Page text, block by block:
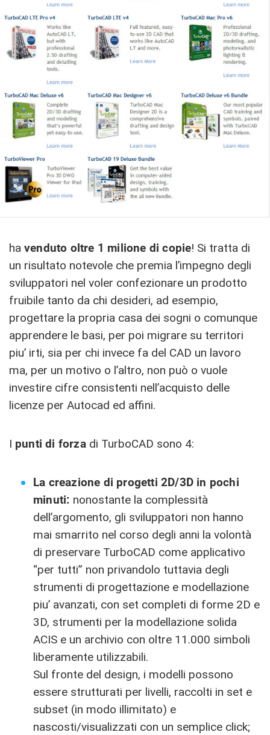
ha venduto oltre 1 milione di copie! Si tratta di
un risultato notevole che premia l’impegno degli
sviluppatori nel voler confezionare un prodotto
fruibile tanto da chi desideri, ad esempio,
progettare la propria casa dei sogni o comunque
apprendere le basi, per poi migrare su territori
piu’ irti, sia per chi invece fa del CAD un lavoro
ma, per un motivo o l’altro, non può o vuole
investire cifre consistenti nell’acquisto delle
licenze per Autocad ed affini.
I punti di forzadi TurboCAD sono 4:
La creazione di progetti 2D/3D in pochi
minuti: nonostante la complessità
dell’argomento, gli sviluppatori non hanno
mai smarrito nel corso degli anni la volontà
di preservare TurboCAD come applicativo
“per tutti” non privandolo tuttavia degli
strumenti di progettazione e modellazione
piu’ avanzati, con set completi di forme 2D e
3D, strumenti per la modellazione solida
ACIS e un archivio con oltre 11.000 simboli
liberamente utilizzabili.
Sul fronte del design, i modelli possono
essere strutturati per livelli, raccolti in set e
subset (in modo illimitato) e
nascosti/visualizzati con un semplice click;